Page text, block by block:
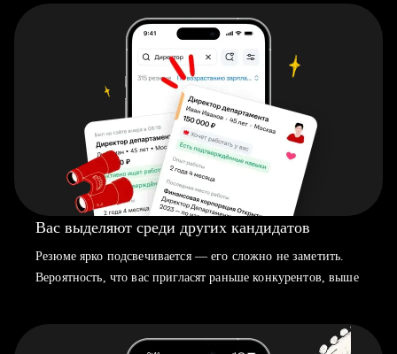
Вас выделяют среди других кандидатов
Резюме ярко подсвечивается — его сложно не заметить.
Вероятность, что вас пригласят раньше конкурентов, выше